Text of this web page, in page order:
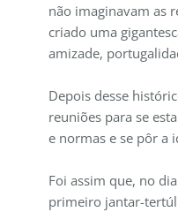
não imaginavam as
criado uma
amizade,
Depois desse
reuniões para se
e normas e se pôr a
Foi assim que, no
primeiro jantar-